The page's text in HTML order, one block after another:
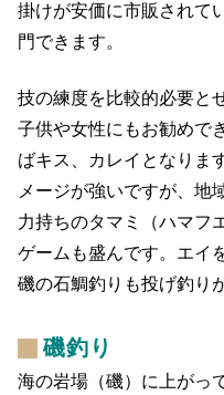
掛けが安価に市販されて
門できます。
技の練度を比較的必要と
子供や女性にもお勧めで
ばキス、カレイとなりま
メージが強いですが、地
力持ちのタマミ（ハマフ
ゲームも盛んです。エイ
磯の石鯛釣りも投げ釣り
磯釣り
海の岩場（磯）に上がっ